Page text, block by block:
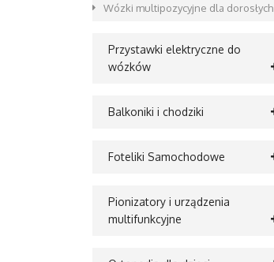
Wózki multipozycyjne dla dorosłych
Przystawki elektryczne do
wózków
Balkoniki i chodziki
Foteliki Samochodowe
Pionizatory i urządzenia
multifunkcyjne